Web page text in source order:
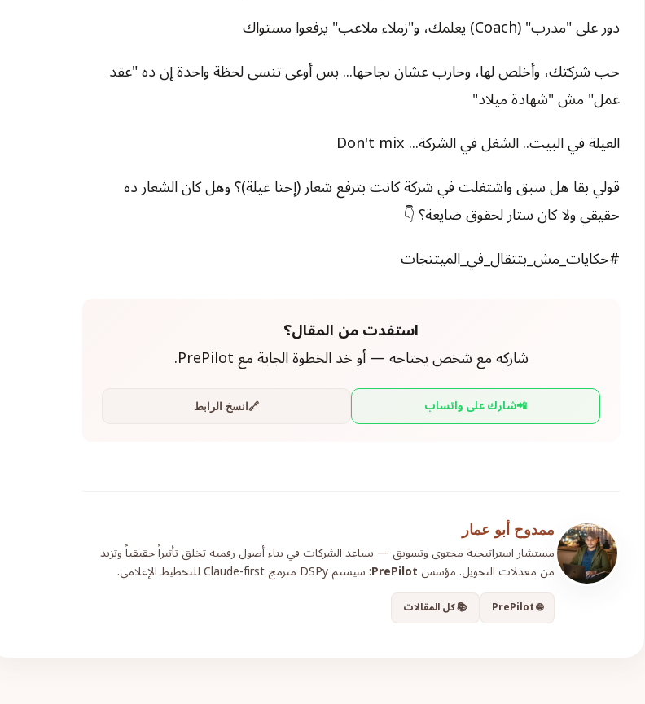
دور على "مدرب" (Coach) يعلمك، و"زملاء ملاعب" يرفعوا مستواك
حب شركتك، وأخلص لها، وحارب عشان نجاحها... بس أوعى تنسى لحظة واحدة إن ده "عقد
عمل" مش "شهادة ميلاد"
العيلة في البيت.. الشغل في الشركة... Don't mix
قولي بقا هل سبق واشتغلت في شركة كانت بترفع شعار (إحنا عيلة)؟ وهل كان الشعار ده
حقيقي ولا كان ستار لحقوق ضايعة؟ 👇
#حكايات_مش_بتتقال_في_الميتنجات
استفدت من المقال؟
شاركه مع شخص يحتاجه — أو خد الخطوة الجاية مع PrePilot.
📲شارك على واتساب 🔗انسخ الرابط
ممدوح أبو عمار
مستشار استراتيجية محتوى وتسويق — يساعد الشركات في بناء أصول رقمية تخلق تأثيراً حقيقياً وتزيد
من معدلات التحويل. مؤسس PrePilot: سيستم DSPy مترمج Claude-first للتخطيط الإعلامي.
🌐 PrePilot 📚 كل المقالات